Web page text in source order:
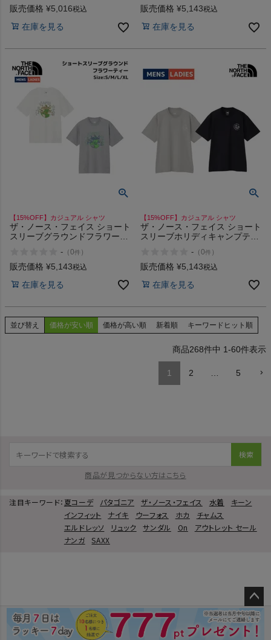
販売価格 ¥5,016税込
在庫を見る
販売価格 ¥5,143税込
在庫を見る
【15%OFF】カジュアル シャツ
ザ・ノース・フェイス ショート
スリーブグラウンドフラワーテ
ル シャツ Tシャツ 半袖 コット
ン100% THE NORTH FACE
- （0件 ）
販売価格 ¥5,143税込
在庫を見る
【15%OFF】カジュアル シャツ
ザ・ノース・フェイス ショート
スリーブホリディキャンプティ
ャツ 半袖 シンプル 速乾 コット
ン THE NORTH FACE
- （0件 ）
販売価格 ¥5,143税込
在庫を見る
並び替え 価格が安い順 価格が高い順 新着順 キーワードヒット順
268件中 1-60件表示
1 2 5
検索
商品が見つからない方はこちら
注目キーワード： 夏コーデ パタゴニア ザ・ノース・フェイス 水着
キーン
インフィット
ナイキ ウーフォス ホカ
チャムス
エルドレッソ
リュック サンダル On
アウトレット セール
ナンガ
SAXX
ペー
ジト
ップ